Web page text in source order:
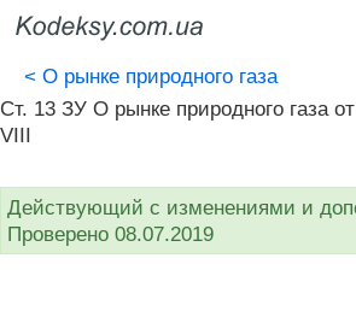
< О рынке природного газа
Ст. 13 ЗУ О рынке природного газа
VIII
Действующий с изменениями и
Проверено 08.07.2019